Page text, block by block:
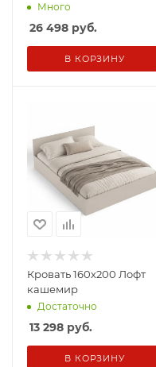
Много
26 498 руб.
В КОРЗИНУ
Кровать 160х200 Лофт
кашемир
Достаточно
13 298 руб.
В КОРЗИНУ